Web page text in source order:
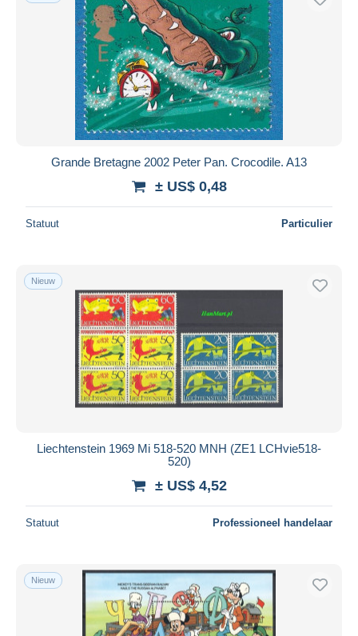
Grande Bretagne 2002 Peter Pan. Crocodile. A13
± US$ 0,48
Statuut Particulier
Nieuw
Liechtenstein 1969 Mi 518-520 MNH (ZE1 LCHvie518-
520)
± US$ 4,52
Statuut Professioneel handelaar
Nieuw